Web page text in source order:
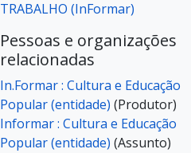
TRABALHO (InFormar)
Pessoas e organizações
relacionadas
In.Formar : Cultura e Educação
Popular (entidade) (Produtor)
Informar : Cultura e Educação
Popular (entidade) (Assunto)